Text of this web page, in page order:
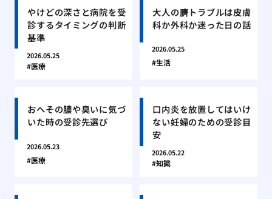
やけどの深さと病院を受
診するタイミングの判断
基準
2026.05.25
医療
大人の臍トラブルは皮膚
科か外科か迷った日の話
2026.05.25
生活
おへその膿や臭いに気づ
いた時の受診先選び
2026.05.23
医療
口内炎を放置してはいけ
ない妊婦のための受診目
安
2026.05.22
知識